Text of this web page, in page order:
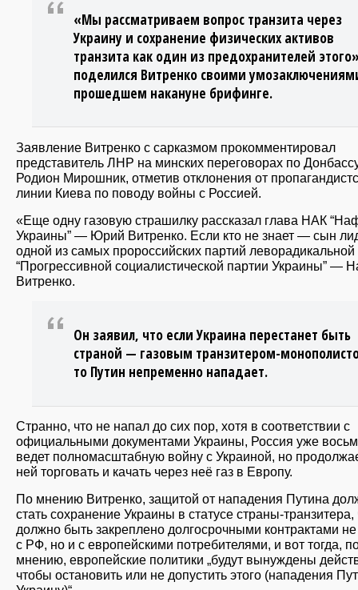
«Мы рассматриваем вопрос транзита через
Украину и сохранение физических активов
транзита как один из предохранителей
поделился Витренко своими
прошедшем накануне брифинге.
Заявление Витренко с сарказмом прокомментировал
представитель ЛНР на минских переговорах по
Родион Мирошник, отметив отклонения от
линии Киева по поводу войны с Россией.
«Еще одну газовую страшилку рассказал глава НАК
Украины” — Юрий Витренко. Если кто не знает — сын
одной из самых пророссийских партий леворадикальной
“Прогрессивной социалистической партии Украины” —
Витренко.
Он заявил, что если Украина перестанет быть
страной — газовым транзитером-
то Путин непременно нападает.
Странно, что не напал до сих пор, хотя в соответствии с
официальными документами Украины, Россия уже
ведет полномасштабную войну с Украиной, но
ней торговать и качать через неё газ в Европу.
По мнению Витренко, защитой от нападения Путина
стать сохранение Украины в статусе страны-транзитера,
должно быть закреплено долгосрочными контрактами не
с РФ, но и с европейскими потребителями, и вот тогда,
мнению, европейские политики „будут вынуждены
чтобы остановить или не допустить этого (нападения